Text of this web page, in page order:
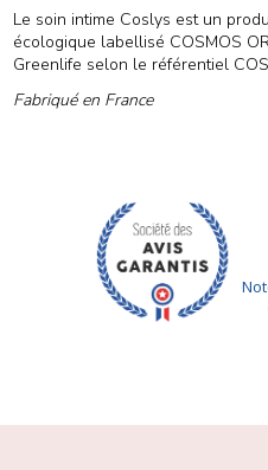
Le soin intime Coslys est un
écologique labellisé COSMOS
Greenlife selon le référentiel
Fabriqué en France